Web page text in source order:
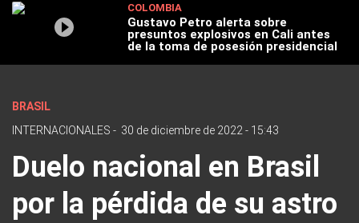
COLOMBIA
Gustavo Petro alerta sobre
presuntos explosivos en Cali antes
de la toma de posesión presidencial
BRASIL
INTERNACIONALES - 30 de diciembre de 2022 - 15:43
Duelo nacional en Brasil
por la pérdida de su astro